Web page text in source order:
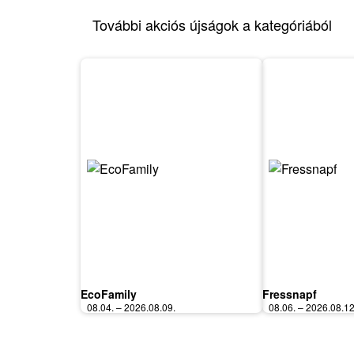
További akciós újságok a kategóriából
EcoFamily
08.04. – 2026.08.09.
Fressnapf
08.06. –